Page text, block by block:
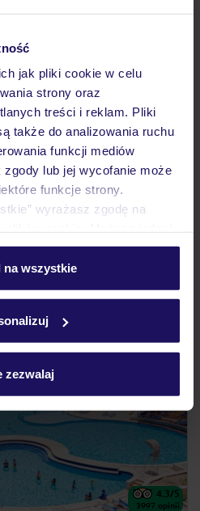
jak pliki cookie w celu
strony oraz
treści i reklam. Pliki
także do analizowania ruchu
funkcji mediów
zgody lub jej wycofanie może
funkcje strony.
wyrażasz zgodę na
wchodząc w zakładkę
plikach cookie znajdziesz
na wszystkie
zezwalaj
Sahl Hasheesh
(7 noclegów)
4.3/5
3997 opinii